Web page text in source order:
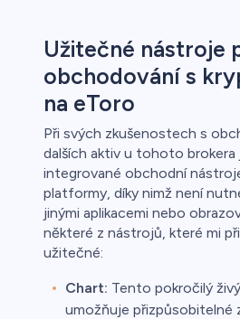
Užitečné nástroje
obchodování s
na eToro
Při svých zkušenostech s
dalších aktiv u tohoto brokera
integrované obchodní
platformy, díky nimž není
jinými aplikacemi nebo
některé z nástrojů, které mi
užitečné:
Chart: Tento pokročilý
umožňuje přizpůsobitelné